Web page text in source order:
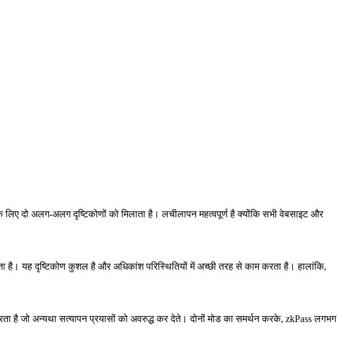
दो अलग-अलग दृष्टिकोणों को मिलाता है। लचीलापन महत्वपूर्ण है क्योंकि सभी वेबसाइट और
है। यह दृष्टिकोण कुशल है और अधिकांश परिस्थितियों में अच्छी तरह से काम करता है। हालांकि,
जो अन्यथा सत्यापन प्रयासों को अवरुद्ध कर देते। दोनों मोड का समर्थन करके, zkPass लगभग